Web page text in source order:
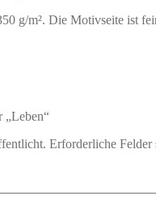
g/m². Die Motivseite ist
„Leben“
Erforderliche Felder